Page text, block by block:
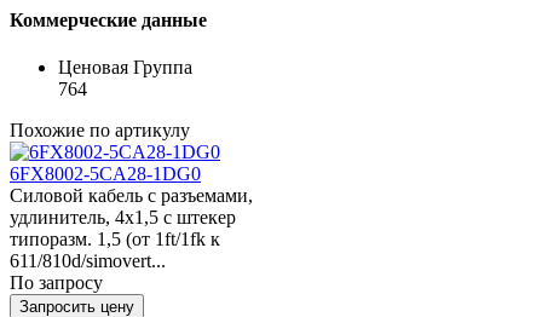
Коммерческие данные
Ценовая Группа
764
Похожие по артикулу
6FX8002-5CA28-1DG0
Силовой кабель с разъемами,
удлинитель, 4x1,5 c штекер
типоразм. 1,5 (от 1ft/1fk к
611/810d/simovert...
По запросу
Запросить цену